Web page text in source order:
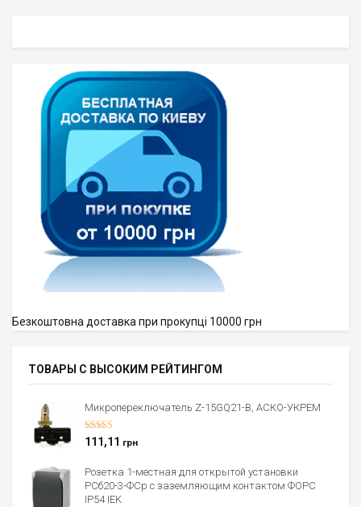
Безкоштовна доставка при прокупці 10000 грн
ТОВАРЫ С ВЫСОКИМ РЕЙТИНГОМ
Микропереключатель Z-15GQ21-B, АСКО-УКРЕМ
Оценка5.00
из 5
111,11 грн
Розетка 1-местная для открытой установки
РСб20-3-ФСр с заземляющим контактом ФОРС
IP54 IEK